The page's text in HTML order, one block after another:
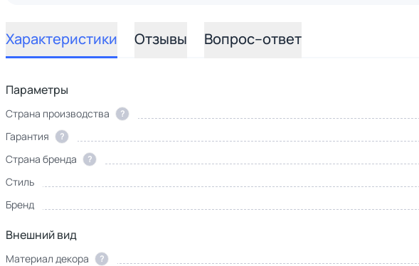
Характеристики Отзывы Вопрос–ответ
Параметры
Страна производства ?
Гарантия ?
Страна бренда ?
Стиль
Бренд
Внешний вид
Материал декора ?